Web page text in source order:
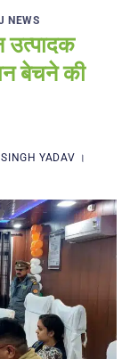
NEWS
बेचने की
YADAV ।